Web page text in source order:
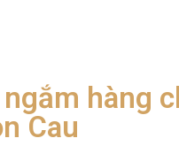
hàng
Cau